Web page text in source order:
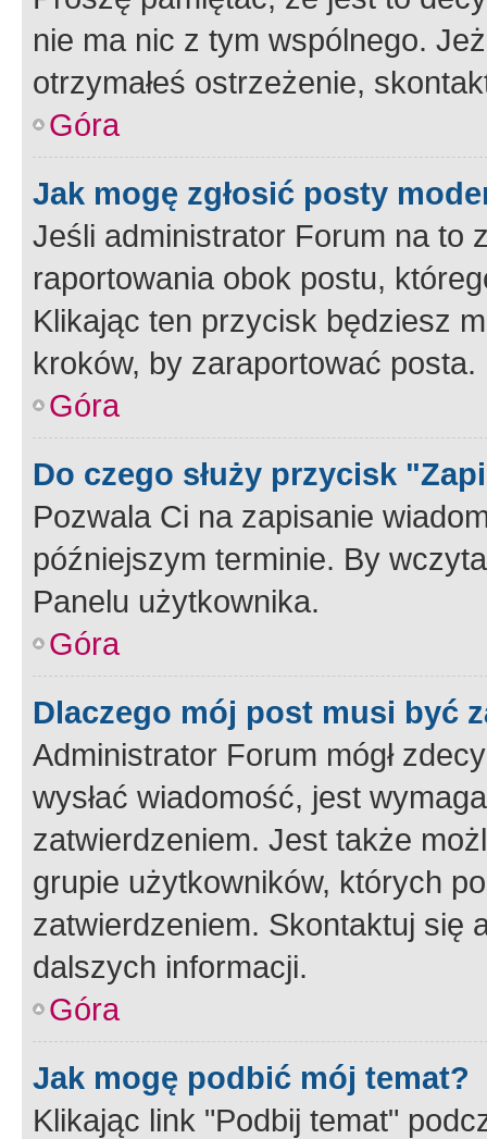
nie ma nic z tym wspólnego.
otrzymałeś ostrzeżenie,
Góra
Jak mogę zgłosić posty
Jeśli administrator Forum na to
raportowania obok postu,
Klikając ten przycisk będziesz
kroków, by zaraportować posta.
Góra
Do czego służy przycisk
Pozwala Ci na zapisanie
późniejszym terminie. By
Panelu użytkownika.
Góra
Dlaczego mój post musi być
Administrator Forum mógł
wysłać wiadomość, jest
zatwierdzeniem. Jest także
grupie użytkowników, których
zatwierdzeniem. Skontaktuj się
dalszych informacji.
Góra
Jak mogę podbić mój temat?
Klikając link "Podbij temat"